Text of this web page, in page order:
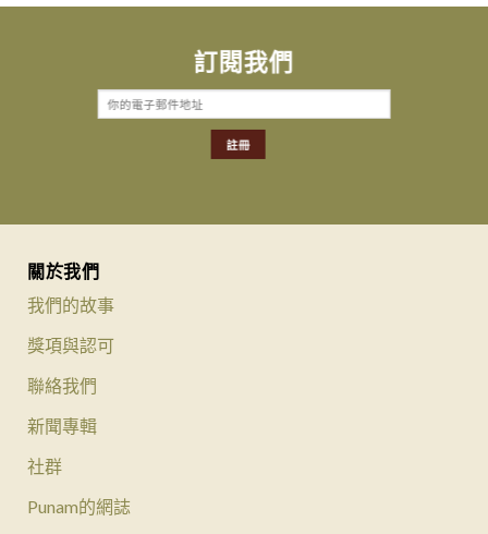
訂閱我們
關於我們
我們的故事
獎項與認可
聯絡我們
新聞專輯
社群
Punam的網誌